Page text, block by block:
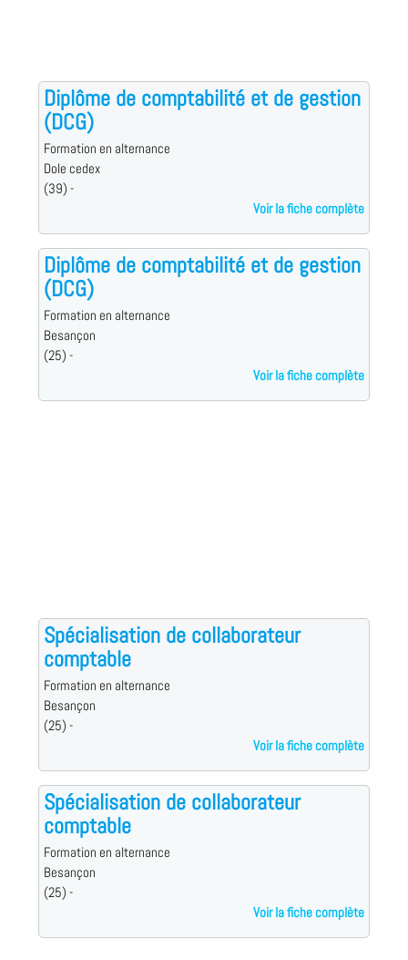
Diplôme de comptabilité et de gestion
(DCG)
Formation en alternance
Dole cedex
(39) -
Voir la fiche complète
Diplôme de comptabilité et de gestion
(DCG)
Formation en alternance
Besançon
(25) -
Voir la fiche complète
Spécialisation de collaborateur
comptable
Formation en alternance
Besançon
(25) -
Voir la fiche complète
Spécialisation de collaborateur
comptable
Formation en alternance
Besançon
(25) -
Voir la fiche complète